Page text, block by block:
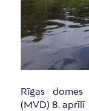
Rīgas
(MVD) 8.